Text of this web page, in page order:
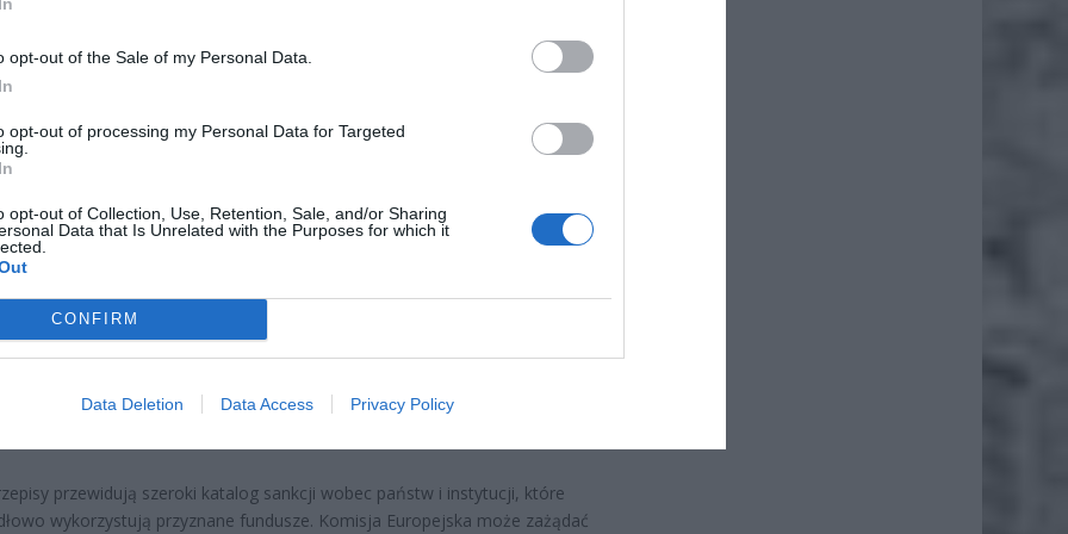
opt-out of the Sale of my Personal Data.
opt-out of processing my Personal Data for Targeted
opt-out of Collection, Use, Retention, Sale, and/or Sharing
Data that Is Unrelated with the Purposes for which it
CONFIRM
Data Deletion Data Access Privacy Policy
ad
coraz surowiej reaguje na przypadki nadużyć związanych z
unijnymi. W 2024 roku Europejski Urząd ds. Zapobiegania Nadużyciom
odzyskanie ponad 870 milionów euro niewłaściwie wydatkowanych
zablokował dalsze wypłaty o wartości 43 milionów euro. Coraz więcej
realizowanych w krajach członkowskich trafia pod lupę Komisji
a wśród nich są również te realizowane w Polsce.
przewidują szeroki katalog sankcji wobec państw i instytucji, które
wykorzystują przyznane fundusze. Komisja Europejska może zażądać